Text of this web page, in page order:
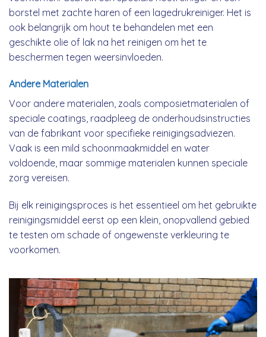
borstel met zachte haren of een lagedrukreiniger. Het is
ook belangrijk om hout te behandelen met een
geschikte olie of lak na het reinigen om het te
beschermen tegen weersinvloeden.
Andere Materialen
Voor andere materialen, zoals composietmaterialen of
speciale coatings, raadpleeg de onderhoudsinstructies
van de fabrikant voor specifieke reinigingsadviezen.
Vaak is een mild schoonmaakmiddel en water
voldoende, maar sommige materialen kunnen speciale
zorg vereisen.
Bij elk reinigingsproces is het essentieel om het gebruikte
reinigingsmiddel eerst op een klein, onopvallend gebied
te testen om schade of ongewenste verkleuring te
voorkomen.